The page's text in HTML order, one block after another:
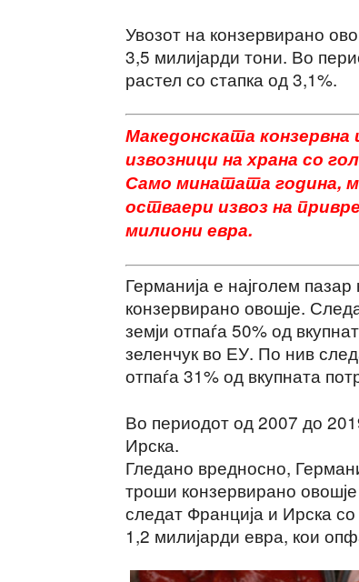
Увозот на конзервирано
3,5 милијарди тони. Во
растел со стапка од 3,1%.
Македонската конзервна
извозници на храна со
Само минатата година,
остваери извоз на
милиони евра.
Германија е најголем
конзервирано овошје.
земји отпаѓа 50% од
зеленчук во ЕУ. По нив
отпаѓа 31% од вкупната
Во периодот од 2007 до
Ирска.
Гледано вредносно,
троши конзервирано
следат Франција и Ирска
1,2 милијарди евра, кои